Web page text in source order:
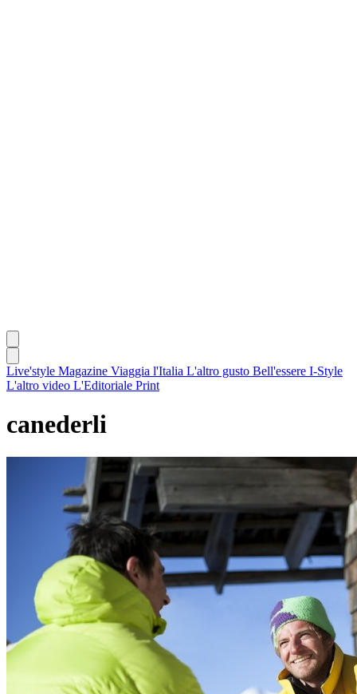
Live'style Magazine Viaggia l'Italia L'altro gusto Bell'essere I-Style
L'altro video L'Editoriale Print
canederli